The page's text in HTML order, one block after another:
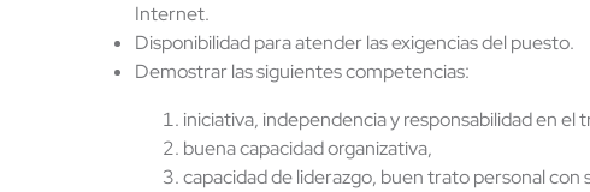
Internet.
Disponibilidad para atender las exigencias del puesto.
Demostrar las siguientes competencias:
iniciativa, independencia y responsabilidad en el
buena capacidad organizativa,
capacidad de liderazgo, buen trato personal con